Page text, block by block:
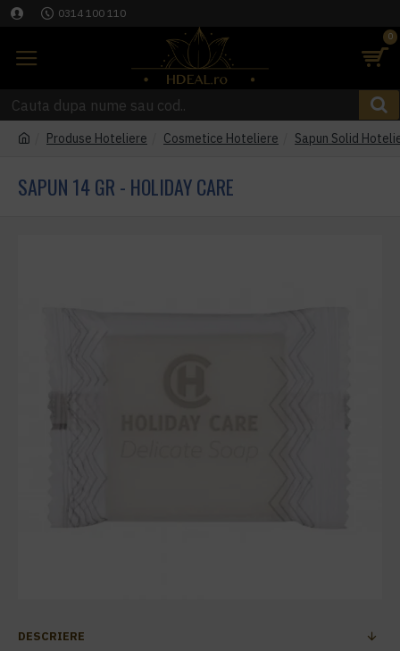
0314 100 110
0
Produse Hoteliere Cosmetice Hoteliere Sapun Solid
SAPUN 14 GR - HOLIDAY CARE
DESCRIERE